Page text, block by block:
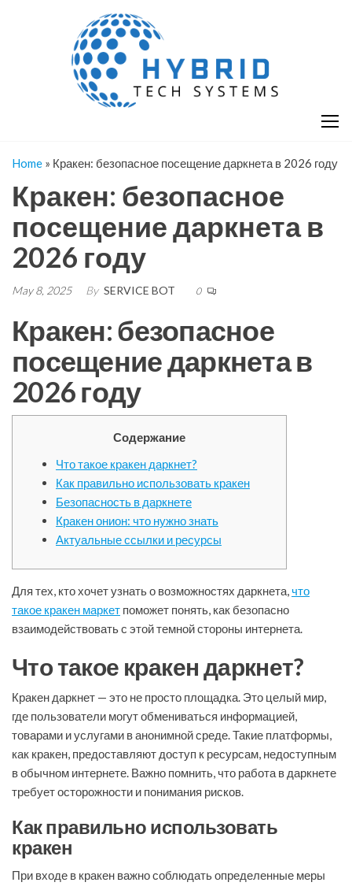
Home » Кракен: безопасное посещение даркнета в 2026 году
Кракен: безопасное
посещение даркнета в
2026 году
May 8, 2025 By SERVICE BOT 0
Кракен: безопасное
посещение даркнета в
2026 году
Содержание
Что такое кракен даркнет?
Как правильно использовать кракен
Безопасность в даркнете
Кракен онион: что нужно знать
Актуальные ссылки и ресурсы
Для тех, кто хочет узнать о возможностях даркнета,что
такое кракен маркет поможет понять, как безопасно
взаимодействовать с этой темной стороны интернета.
Что такое кракен даркнет?
Кракен даркнет — это не просто площадка. Это целый мир,
где пользователи могут обмениваться информацией,
товарами и услугами в анонимной среде. Такие платформы,
как кракен, предоставляют доступ к ресурсам, недоступным
в обычном интернете. Важно помнить, что работа в даркнете
требует осторожности и понимания рисков.
Как правильно использовать
кракен
При входе в кракен важно соблюдать определенные меры